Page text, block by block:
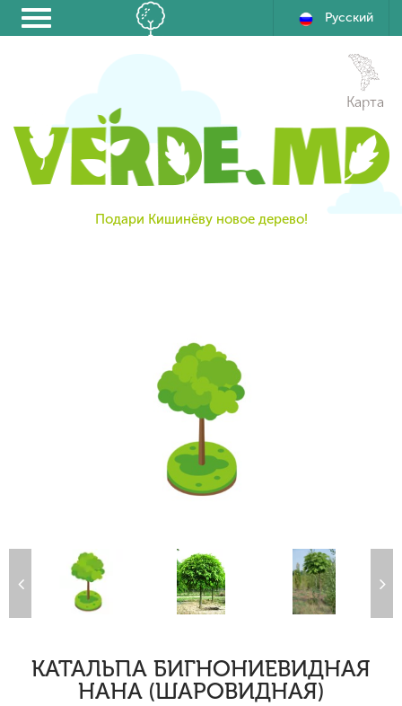
Русский
Подари Кишинёву новое дерево!
Карта
КАТАЛЬПА БИГНОНИЕВИДНАЯ
НАНА (ШАРОВИДНАЯ)